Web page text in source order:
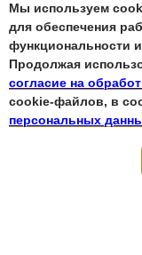
Мы используем
для обеспечения
функциональности
Продолжая
согласие на
cookie-файлов, в
персональных